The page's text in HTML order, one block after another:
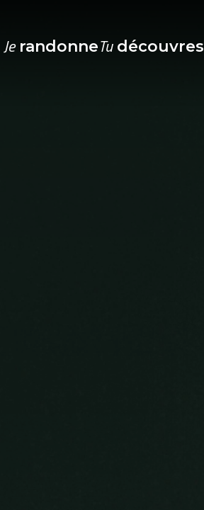
JerandonneTudécouvres